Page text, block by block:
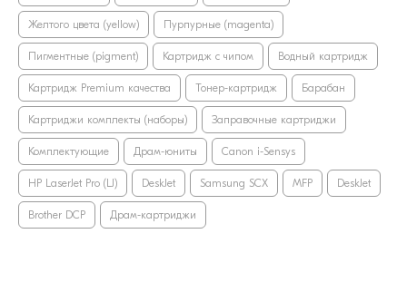
Желтого цвета (yellow) Пурпурные (magenta)
Пигментные (pigment) Картридж с чипом Водный картридж
Картридж Premium качества Тонер-картридж Барабан
Картриджи комплекты (наборы) Заправочные картриджи
Комплектующие Драм-юниты Canon i-Sensys
HP LaserJet Pro (LJ) DeskJet Samsung SCX MFP DeskJet
Brother DCP Драм-картриджи